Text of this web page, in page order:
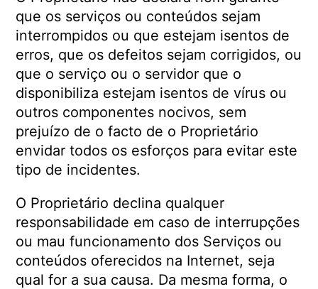
que os serviços ou conteúdos sejam
interrompidos ou que estejam isentos de
erros, que os defeitos sejam corrigidos, ou
que o serviço ou o servidor que o
disponibiliza estejam isentos de vírus ou
outros componentes nocivos, sem
prejuízo de o facto de o Proprietário
envidar todos os esforços para evitar este
tipo de incidentes.
O Proprietário declina qualquer
responsabilidade em caso de interrupções
ou mau funcionamento dos Serviços ou
conteúdos oferecidos na Internet, seja
qual for a sua causa. Da mesma forma, o